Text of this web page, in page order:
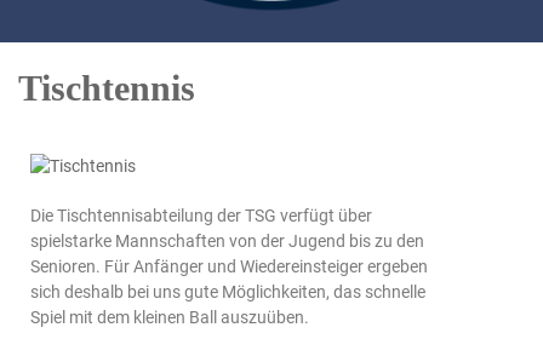
Tischtennis
Die Tischtennisabteilung der TSG verfügt über
spielstarke Mannschaften von der Jugend bis zu den
Senioren. Für Anfänger und Wiedereinsteiger ergeben
sich deshalb bei uns gute Möglichkeiten, das schnelle
Spiel mit dem kleinen Ball auszuüben.